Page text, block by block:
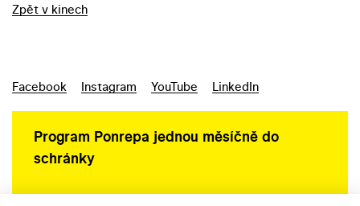
Zpět v kinech
Facebook Instagram YouTube LinkedIn
Program Ponrepa jednou měsíčně do
schránky